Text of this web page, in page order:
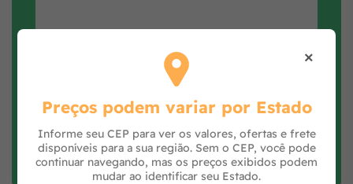
Faça login e avalie
×
Preços podem variar por Estado
Informe seu CEP para ver os valores, ofertas e frete
disponíveis para a sua região. Sem o CEP, você pode
continuar navegando, mas os preços exibidos podem
mudar ao identificar seu Estado.